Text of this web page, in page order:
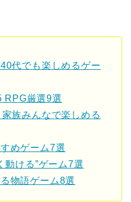
代でも楽しめるゲー
RPG厳選9選
族みんなで楽しめる
めゲーム7選
動ける”ゲーム7選
物語ゲーム8選